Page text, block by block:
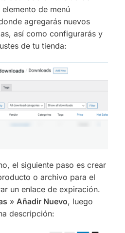
de menú
agregarás nuevos
así como configurarás y
de tu tienda:
el siguiente paso es crear
o archivo para el
un enlace de expiración.
» Añadir Nuevo, luego
descripción: